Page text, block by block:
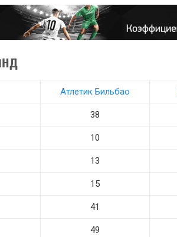
Атлетик Бильбао
38
10
13
15
41
49